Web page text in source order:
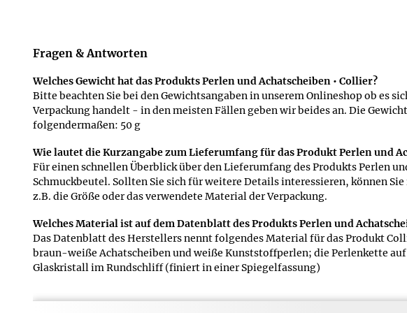
Fragen & Antworten
Welches Gewicht hat das Produkts Perlen und Achatscheiben • Collier?
Bitte beachten Sie bei den Gewichtsangaben in unserem Onlineshop ob es
Verpackung handelt - in den meisten Fällen geben wir beides an. Die
folgendermaßen: 50 g
Wie lautet die Kurzangabe zum Lieferumfang für das Produkt Perlen und
Für einen schnellen Überblick über den Lieferumfang des Produkts Perlen
Schmuckbeutel. Sollten Sie sich für weitere Details interessieren, können
z.B. die Größe oder das verwendete Material der Verpackung.
Welches Material ist auf dem Datenblatt des Produkts Perlen und
Das Datenblatt des Herstellers nennt folgendes Material für das Produkt
braun-weiße Achatscheiben und weiße Kunststoffperlen; die Perlenkette
Glaskristall im Rundschliff (finiert in einer Spiegelfassung)
Bei den Angaben zum Gewicht in der Kurzfassung des Datenblatts wird in